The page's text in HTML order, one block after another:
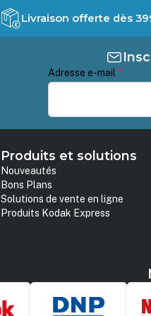
Livraison offerte dès
Adresse e-mail *
Produits et solutions
Nouveautés
Bons Plans
Solutions de vente en ligne
Produits Kodak Express